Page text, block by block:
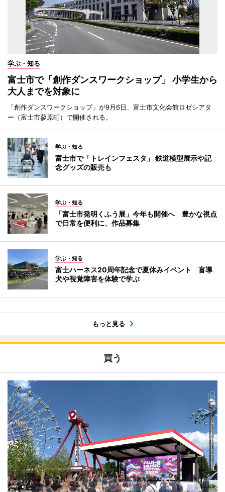
学ぶ・知る
富士市で「創作ダンスワークショップ」 小学生から
大人までを対象に
「創作ダンスワークショップ」が9月6日、富士市文化会館ロゼシアタ
ー（富士市蓼原町）で開催される。
学ぶ・知る
富士市で「トレインフェスタ」 鉄道模型展示や記
念グッズの販売も
学ぶ・知る
「富士市発明くふう展」今年も開催へ 豊かな視点
で日常を便利に、作品募集
学ぶ・知る
富士ハーネス20周年記念で夏休みイベント 盲導
犬や視覚障害を体験で学ぶ
もっと見る
買う